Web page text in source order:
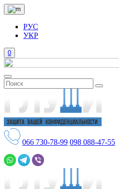
РУС
УКР
0
066 730-78-99 098 088-47-55